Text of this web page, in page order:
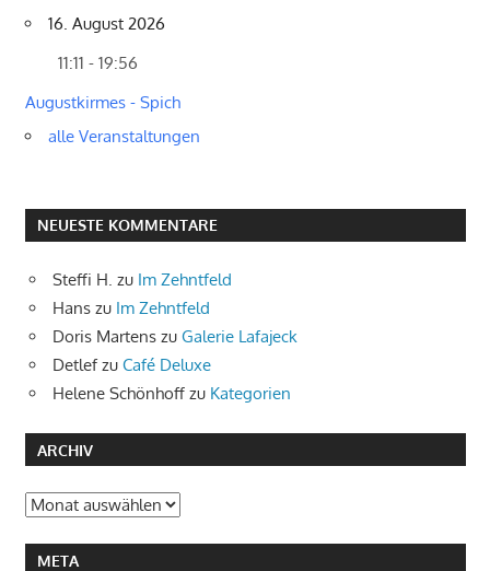
16. August 2026
11:11 - 19:56
Augustkirmes - Spich
alle Veranstaltungen
NEUESTE KOMMENTARE
Steffi H. zu Im Zehntfeld
Hans zu Im Zehntfeld
Doris Martens zu Galerie Lafajeck
Detlefzu Café Deluxe
Helene Schönhoff zu Kategorien
ARCHIV
Archiv
META